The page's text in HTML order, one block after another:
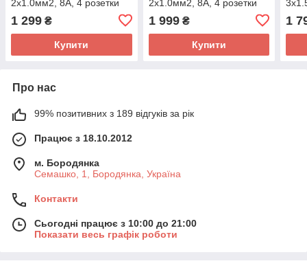
2x1.0мм2, 8А, 4 розетки
1 299 ₴
Купити
2x1.0мм2, 8А, 4 розетки
1 999₴
Купити
1
Про нас
99% позитивних з 189 відгуків за рік
Працює з 18.10.2012
м. Бородянка
Семашко, 1, Бородянка, Україна
Контакти
Сьогодні працює з 10:00 до 21:00
Показати весь графік роботи